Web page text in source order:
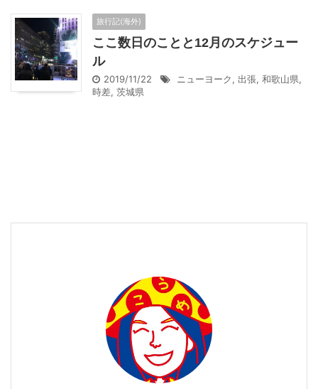
旅行記(海外)
ここ数日のことと12月のスケジュー
ル
2019/11/22 ニューヨーク, 出張, 和歌山県,
時差, 茨城県